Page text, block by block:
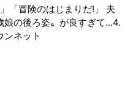
「冒険のはじまりだ!」 夫
娘の後ろ姿〟が良すぎて...4.
ンネット